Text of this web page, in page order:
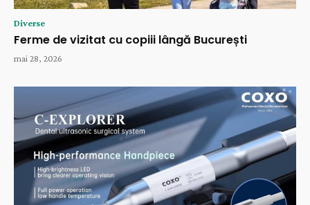
Diverse
Ferme de vizitat cu copiii lângă București
mai 28, 2026